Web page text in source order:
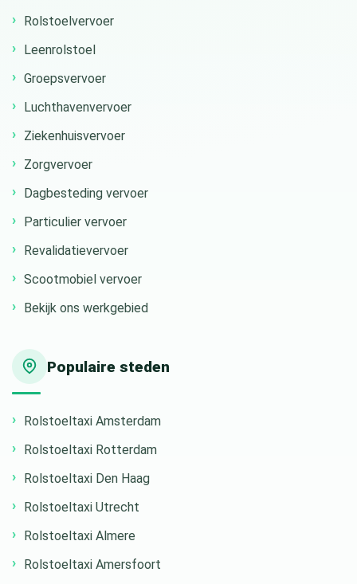
Rolstoelvervoer
Leenrolstoel
Groepsvervoer
Luchthavenvervoer
Ziekenhuisvervoer
Zorgvervoer
Dagbesteding vervoer
Particulier vervoer
Revalidatievervoer
Scootmobiel vervoer
Bekijk ons werkgebied
Populaire steden
Rolstoeltaxi Amsterdam
Rolstoeltaxi Rotterdam
Rolstoeltaxi Den Haag
Rolstoeltaxi Utrecht
Rolstoeltaxi Almere
Rolstoeltaxi Amersfoort